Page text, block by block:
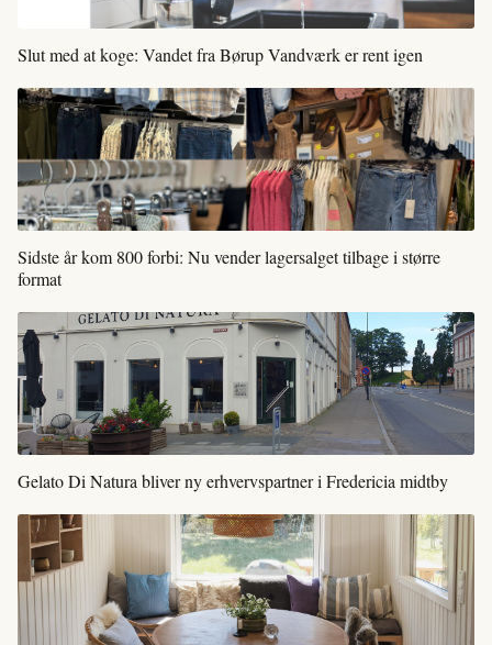
Slut med at koge: Vandet fra Børup Vandværk er rent igen
Sidste år kom 800 forbi: Nu vender lagersalget tilbage i større
format
Gelato Di Natura bliver ny erhvervspartner i Fredericia midtby